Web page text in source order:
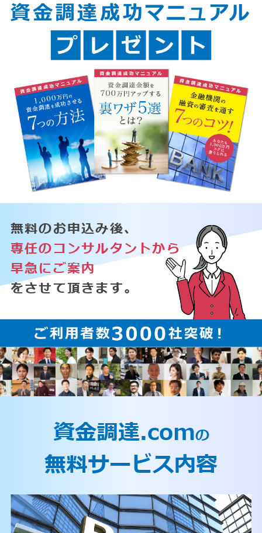
無料のお申込み後、
専任のコンサルタントから
早急にご案内
をさせて頂きます。
資金調達.comの
無料サービス内容